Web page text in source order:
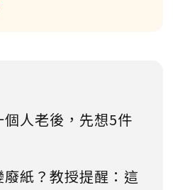
人老後，先想5件
紙？教授提醒：這